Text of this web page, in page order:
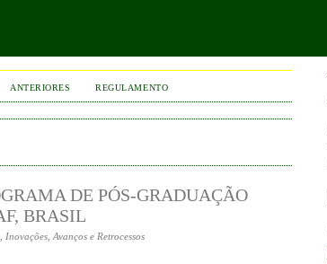
ANTERIORES REGULAMENTO
DE PÓS-GRADUAÇÃO
BRASIL
Avanços e Retrocessos